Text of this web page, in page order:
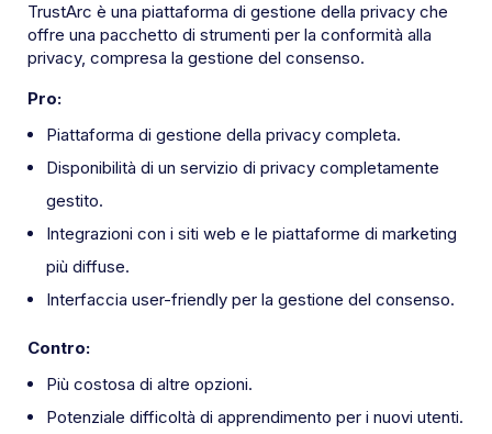
TrustArc è una piattaforma di gestione della privacy che
offre una pacchetto di strumenti per la conformità alla
privacy, compresa la gestione del consenso.
Pro:
Piattaforma di gestione della privacy completa.
Disponibilità di un servizio di privacy completamente
gestito.
Integrazioni con i siti web e le piattaforme di marketing
più diffuse.
Interfaccia user-friendly per la gestione del consenso.
Contro:
Più costosa di altre opzioni.
Potenziale difficoltà di apprendimento per i nuovi utenti.